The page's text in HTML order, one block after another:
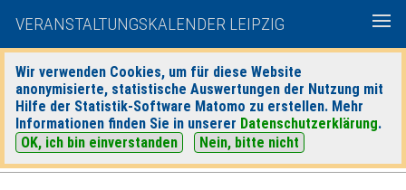
VERANSTALTUNGSKALENDER LEIPZIG
Wir verwenden Cookies, um für diese Website
anonymisierte, statistische Auswertungen der Nutzung mit
Hilfe der Statistik-Software Matomo zu erstellen. Mehr
Informationen finden Sie in unserer Datenschutzerklärung.
OK, ich bin einverstanden
Nein, bitte nicht
heute|morgen| Detaillierte Suche